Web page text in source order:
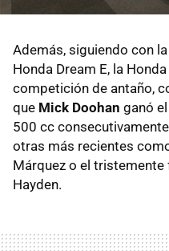
Además, siguiendo con
Honda Dream E, la
competición de antaño,
que Mick Doohan ganó
500 cc
otras más recientes
Márquez o el
Hayden.